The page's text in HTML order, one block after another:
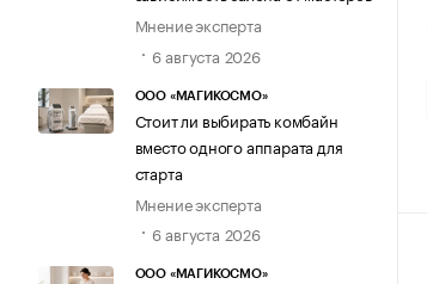
Мнение эксперта
6 августа 2026
ООО «МАГИКОСМО»
Стоит ли выбирать комбайн
вместо одного аппарата для
старта
Мнение эксперта
6 августа 2026
ООО «МАГИКОСМО»